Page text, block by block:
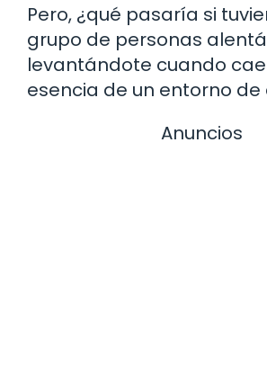
Pero, ¿qué pasaría si
grupo de personas
levantándote cuando
esencia de un entorno de
Anuncios